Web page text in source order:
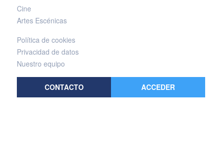
Cine
Artes Escénicas
Política de cookies
Privacidad de datos
Nuestro equipo
CONTACTO ACCEDER